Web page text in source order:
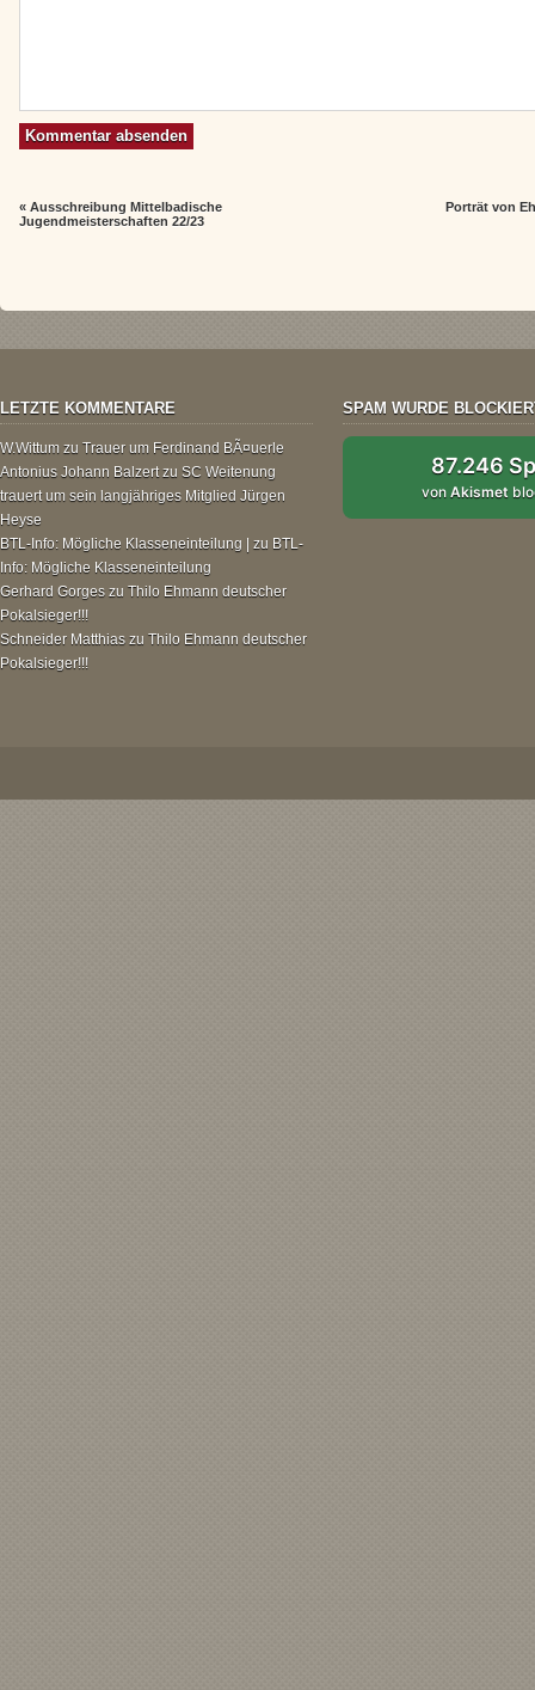
«Ausschreibung Mittelbadische
Jugendmeisterschaften 22/23
Porträt von
LETZTE KOMMENTARE
W.Wittum zu Trauer um Ferdinand BÃ¤uerle
Antonius Johann Balzertzu SC Weitenung
trauert um sein langjähriges Mitglied Jürgen
Heyse
BTL-Info: Mögliche Klasseneinteilung |
zu BTL-
Info: Mögliche Klasseneinteilung
Gerhard Gorges zu Thilo Ehmann deutscher
Pokalsieger!!!
Schneider Matthias zu Thilo Ehmann deutscher
Pokalsieger!!!
SPAM WURDE
87.246
vonAkismet